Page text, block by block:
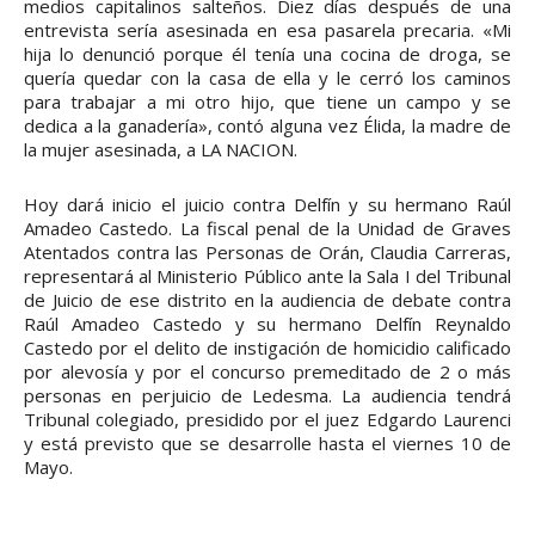
medios capitalinos salteños. Diez días después de una
entrevista sería asesinada en esa pasarela precaria. «Mi
hija lo denunció porque él tenía una cocina de droga, se
quería quedar con la casa de ella y le cerró los caminos
para trabajar a mi otro hijo, que tiene un campo y se
dedica a la ganadería», contó alguna vez Élida, la madre de
la mujer asesinada, a LA NACION.
Hoy dará inicio el juicio contra Delfín y su hermano Raúl
Amadeo Castedo. La fiscal penal de la Unidad de Graves
Atentados contra las Personas de Orán, Claudia Carreras,
representará al Ministerio Público ante la Sala I del Tribunal
de Juicio de ese distrito en la audiencia de debate contra
Raúl Amadeo Castedo y su hermano Delfín Reynaldo
Castedo por el delito de instigación de homicidio calificado
por alevosía y por el concurso premeditado de 2 o más
personas en perjuicio de Ledesma. La audiencia tendrá
Tribunal colegiado, presidido por el juez Edgardo Laurenci
y está previsto que se desarrolle hasta el viernes 10 de
Mayo.